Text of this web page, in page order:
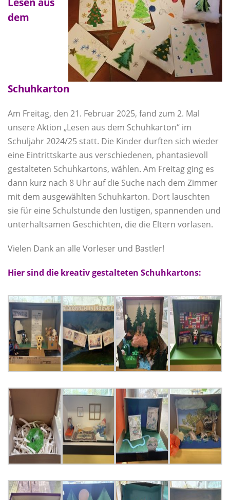
dem
Schuhkarton
Am Freitag, den 21. Februar 2025, fand zum 2. Mal
unsere Aktion „Lesen aus dem Schuhkarton“ im
Schuljahr 2024/25 statt. Die Kinder durften sich wieder
eine Eintrittskarte aus verschiedenen, phantasievoll
gestalteten Schuhkartons, wählen. Am Freitag ging es
dann kurz nach 8 Uhr auf die Suche nach dem Zimmer
mit dem ausgewählten Schuhkarton. Dort lauschten
sie für eine Schulstunde den lustigen, spannenden und
unterhaltsamen Geschichten, die die Eltern vorlasen.
Vielen Dank an alle Vorleser und Bastler!
Hier sind die kreativ gestalteten Schuhkartons: